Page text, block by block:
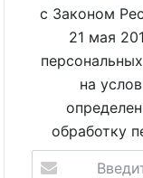
с Законом
21 мая
на
обработку